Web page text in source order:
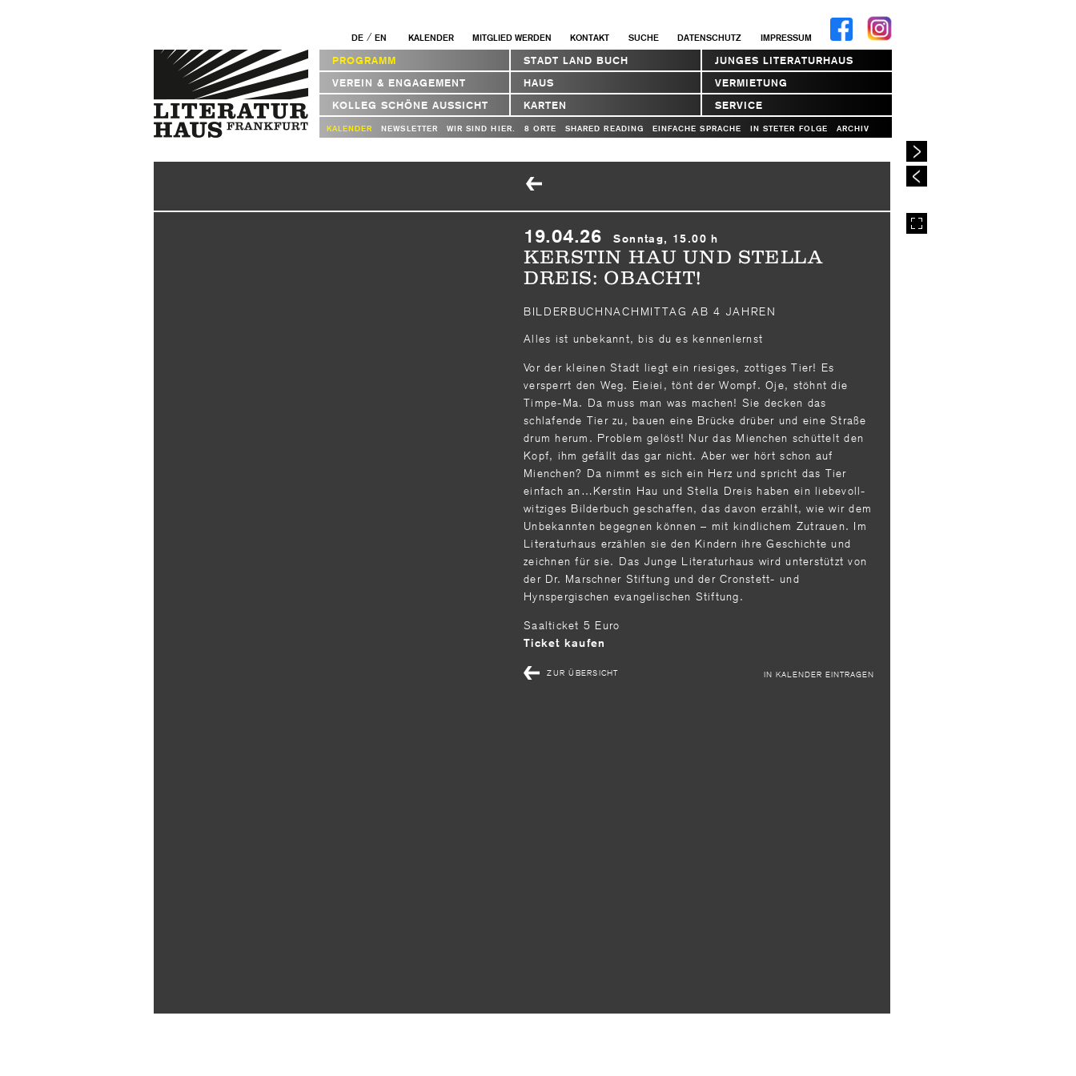
DE /EN KALENDER MITGLIED WERDEN KONTAKT SUCHE DATENSCHUTZ IMPRESSUM
PROGRAMM STADT LAND BUCH
JUNGES LITERATURHAUS
VEREIN & ENGAGEMENT
HAUS
VERMIETUNG
KOLLEG SCHÖNE AUSSICHT
KARTEN SERVICE
KALENDER NEWSLETTER WIR SIND HIER. 8 ORTE SHARED READING EINFACHE SPRACHE IN STETER FOLGE ARCHIV
19.04.26 Sonntag, 15.00 h
KERSTIN HAU UND STELLA
DREIS: OBACHT!
BILDERBUCHNACHMITTAG AB 4 JAHREN
Alles ist unbekannt, bis du es kennenlernst
Vor der kleinen Stadt liegt ein riesiges, zottiges Tier! Es
versperrt den Weg. Eieiei, tönt der Wompf. Oje, stöhnt die
Timpe-Ma. Da muss man was machen! Sie decken das
schlafende Tier zu, bauen eine Brücke drüber und eine Straße
drum herum. Problem gelöst! Nur das Mienchen schüttelt den
Kopf, ihm gefällt das gar nicht. Aber wer hört schon auf
Mienchen? Da nimmt es sich ein Herz und spricht das Tier
einfach an…Kerstin Hau und Stella Dreis haben ein liebevoll-
witziges Bilderbuch geschaffen, das davon erzählt, wie wir dem
Unbekannten begegnen können – mit kindlichem Zutrauen. Im
Literaturhaus erzählen sie den Kindern ihre Geschichte und
zeichnen für sie. Das Junge Literaturhaus wird unterstützt von
der Dr. Marschner Stiftung und der Cronstett- und
Hynspergischen evangelischen Stiftung.
Saalticket 5 Euro
Ticket kaufen
ZUR ÜBERSICHT IN KALENDER EINTRAGEN